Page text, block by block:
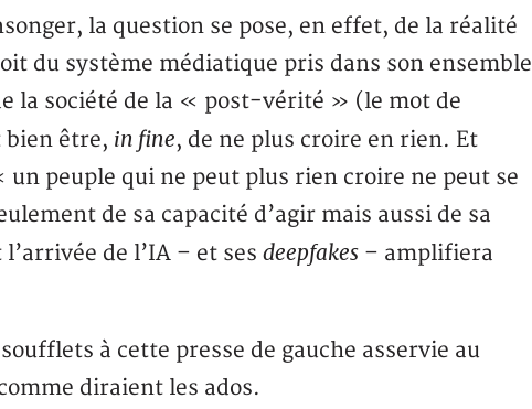
la question se pose, en effet, de la réalité
du système médiatique pris dans son ensemble
la société de la « post-vérité » (le mot de
bien être, in fine, de ne plus croire en rien. Et
peuple qui ne peut plus rien croire ne peut se
de sa capacité d’agir mais aussi de sa
de l’IA – et ses deepfakes– amplifiera
à cette presse de gauche asservie au
diraient les ados.